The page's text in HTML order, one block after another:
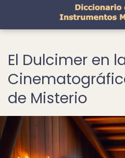
El Dulcimer en
de Misterio